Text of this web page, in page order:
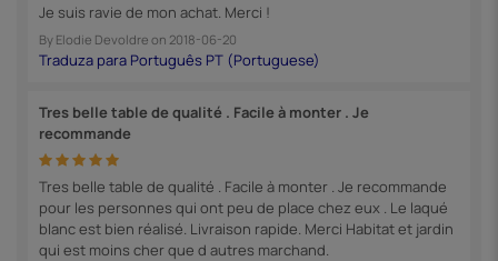
Je suis ravie de mon achat. Merci !
By Elodie Devoldre on 2018-06-20
Tres belle table de qualité . Facile à monter . Je
recommande
Tres belle table de qualité . Facile à monter . Je recommande
pour les personnes qui ont peu de place chez eux . Le laqué
blanc est bien réalisé. Livraison rapide. Merci Habitat et jardin
qui est moins cher que d autres marchand.